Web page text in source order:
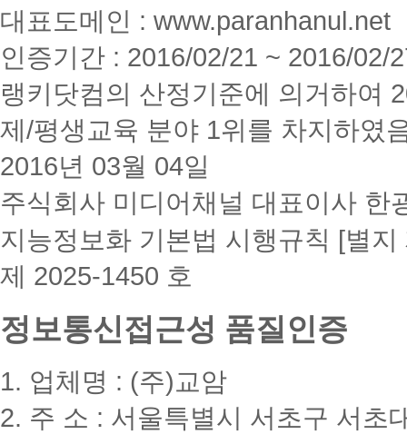
대표도메인 : www.paranhanul.net
인증기간 : 2016/02/21 ~ 2016/02/
랭키닷컴의 산정기준에 의거하여
제/평생교육 분야 1위를 차지하였
2016년 03월 04일
주식회사 미디어채널 대표이사 한
지능정보화 기본법 시행규칙 [별지
제 2025-1450 호
정보통신접근성 품질인증
1. 업체명 : (주)교암
2. 주 소 : 서울특별시 서초구 서초